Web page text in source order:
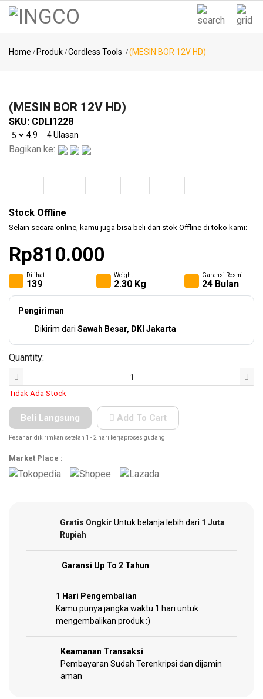
Populer
MESIN
BOR ..
..
GUN..
BLO..
(KLEM
F CL..
Home Produk Cordless Tools (MESIN BOR 12V HD)
(MESIN BOR 12V HD)
SKU: CDLI1228
4.9 4 Ulasan
Bagikan ke:
Stock Offline
Selain secara online, kamu juga bisa beli dari stok Offline di toko kami:
Rp810.000
Dilihat
139
Weight
2.30 Kg
Garansi Resmi
24 Bulan
Pengiriman
Dikirim dari Sawah Besar, DKI Jakarta
Quantity:
Tidak Ada Stock
Beli Langsung Add To Cart
Pesanan dikirimkan setelah 1 - 2 hari kerjaproses gudang
Market Place :
Gratis Ongkir Untuk belanja lebih dari 1 Juta
Rupiah
Garansi Up To 2 Tahun
1 Hari Pengembalian
Kamu punya jangka waktu 1 hari untuk
mengembalikan produk :)
Keamanan Transaksi
Pembayaran Sudah Terenkripsi dan dijamin
aman
Kategori
Tools
Tools
Products
Hand
Tools
Power
Accessories
Notifikasi